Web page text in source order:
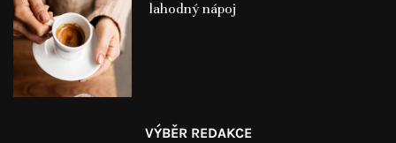
lahodný nápoj
VÝBĚR REDAKCE